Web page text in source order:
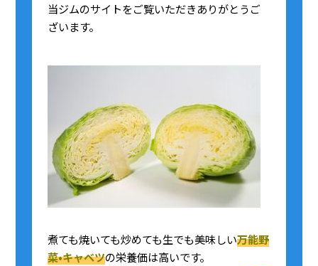
当ジムのサイトをご覧いただきありがとうご
ざいます。
煮ても焼いても炒めても生でも美味しい万能野
菜•キャベツの栄養価は高いです。